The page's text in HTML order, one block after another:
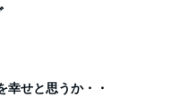
と ライフ～light, right, life～
は、あなたにとって「いち